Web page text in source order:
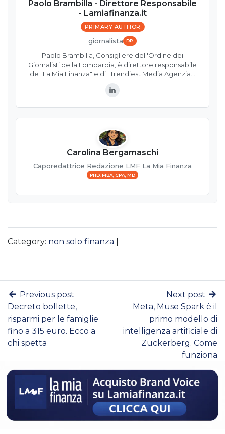
Paolo Brambilla - Direttore Responsabile
- Lamiafinanza.it
PRIMARY AUTHOR
giornalista DR.
Paolo Brambilla, Consigliere dell'Ordine dei
Giornalisti della Lombardia, è direttore responsabile
de "La Mia Finanza" e di "Trendiest Media Agenzia…
LinkedIn
Carolina Bergamaschi
Caporedattrice Redazione LMF La Mia Finanza
PHD, MBA, CPA, MD
Category: non solo finanza
Previous post
Decreto bollette,
risparmi per le famiglie
fino a 315 euro. Ecco a
chi spetta
Next post
Meta, Muse Spark è il
primo modello di
intelligenza artificiale di
Zuckerberg. Come
funziona